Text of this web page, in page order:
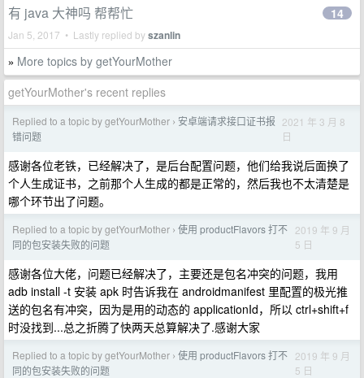
有 java 大神吗 帮帮忙
Jan 5, 2017 • Lastly replied byszanlin
14
» More topics by getYourMother
getYourMother's recent replies
Replied to a topic by getYourMother › 安卓端请求接口证书报
错问题
2021 年 3 月 8
日
感谢各位老铁，已经解决了，是后台配置问题，他们给我说后面换了
个人生成证书，之前那个人生成的都是正常的，然后我也不太清楚是
哪个环节出了问题。
Replied to a topic by getYourMother › 使用 productFlavors 打不
同的包安装失败的问题
2019 年 9 月
5 日
感谢各位大佬，问题已经解决了，主要还是包名冲突的问题，我用
adb install -t 安装 apk 时告诉我在 androidmanifest 里配置的极光推
送的包名有冲突，因为是用的动态的 applicationId，所以 ctrl+shift+f
时没找到...总之折腾了快两天总算解决了.感谢大家
Replied to a topic by getYourMother › 使用 productFlavors 打不
同的包安装失败的问题
2019 年 9 月
5 日